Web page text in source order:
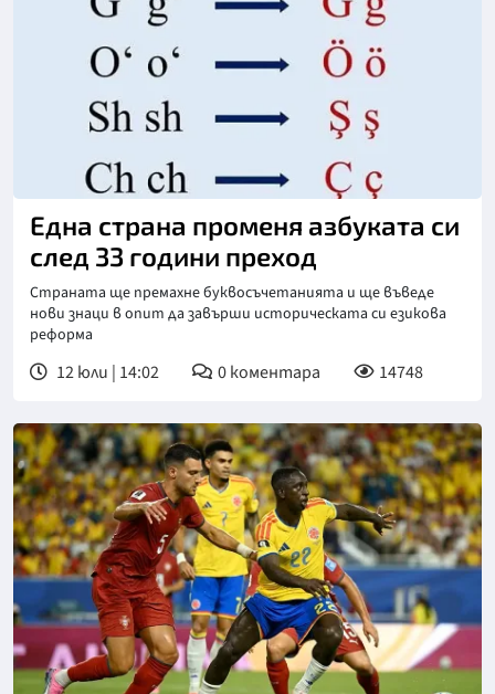
Една страна променя азбуката си
след 33 години преход
Страната ще премахне буквосъчетанията и ще въведе
нови знаци в опит да завърши историческата си езикова
реформа
12 юли | 14:02 0коментара 14748